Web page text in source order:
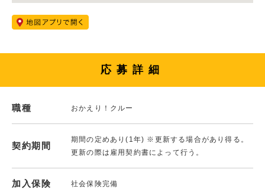
応募詳細
職種 おかえり！クルー
契約期間
期間の定めあり(1年) ※更新する場合があり得る。
更新の際は雇用契約書によって行う。
加入保険 社会保険完備